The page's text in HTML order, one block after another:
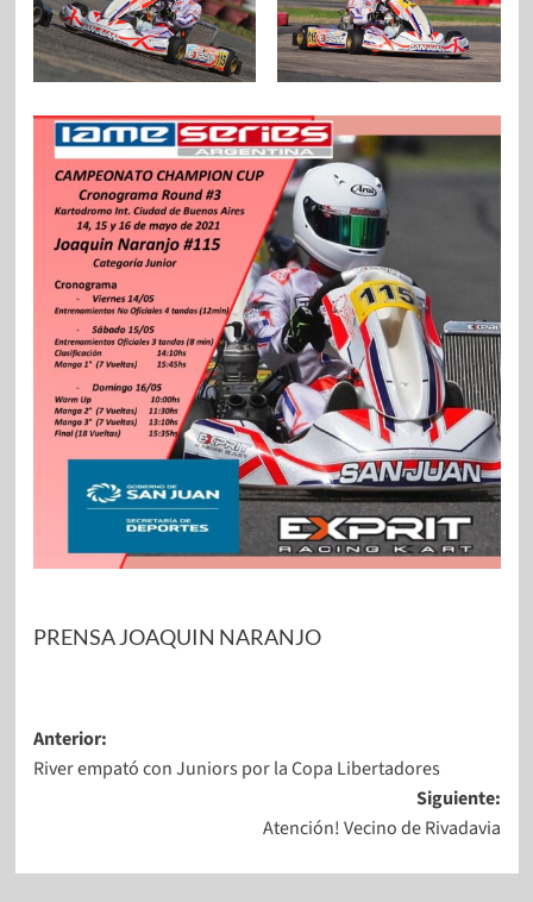
PRENSA JOAQUIN NARANJO
Anterior:
River empató con Juniors por la Copa Libertadores
Siguiente:
Atención! Vecino de Rivadavia